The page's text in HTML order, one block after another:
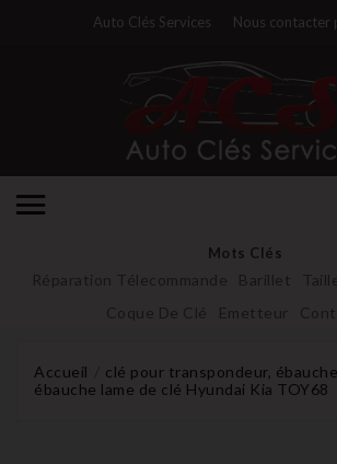
Auto Clés Services Nous contacter
Mots Clés
Réparation Télecommande Barillet
Coque De Clé
Emetteur
Accueil
clé pour transpondeur, ébauche
ébauche lame de clé Hyundai Kia TOY68